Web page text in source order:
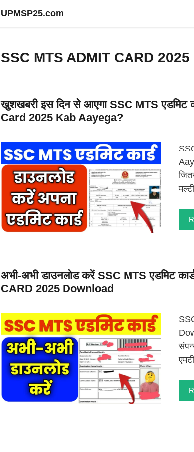
UPMSP25.com
SSC MTS ADMIT CARD
खुशखबरी इस दिन से आएगा SSC MTS एडमिट
Card 2025 Kab Aayega?
अभी-अभी डाउनलोड करें SSC MTS एडमिट
CARD 2025 Download